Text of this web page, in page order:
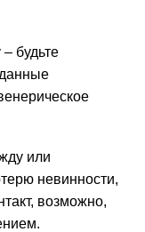
будьте
или
невинности,
возможно,